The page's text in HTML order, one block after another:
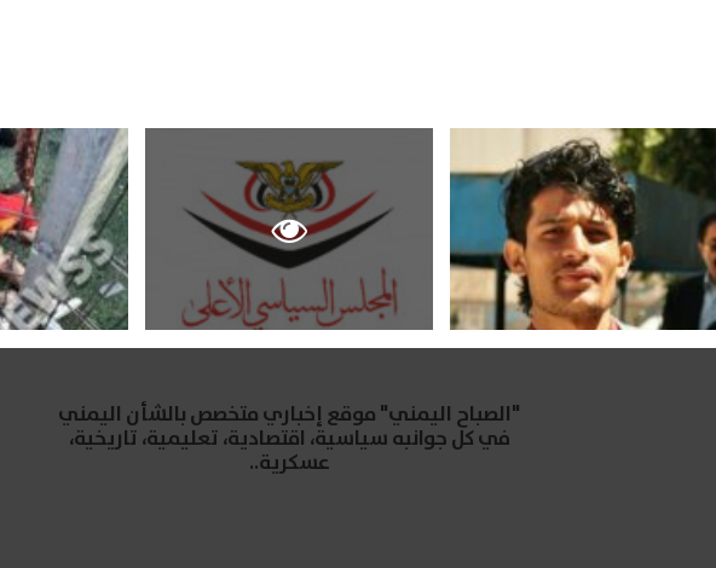
"الصباح اليمني" موقع إخباري متخصص بالشأن اليمني
في كل جوانبه سياسية، اقتصادية، تعليمية، تاريخية،
عسكرية..